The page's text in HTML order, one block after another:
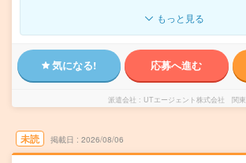
もっと見る
気になる! 応募へ進む
派遣会社 UTエージェント株式会社 関東
未読 掲載日 2026/08/06